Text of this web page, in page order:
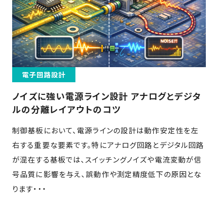
電子回路設計
ノイズに強い電源ライン設計 アナログとデジタ
ルの分離レイアウトのコツ
制御基板において、電源ラインの設計は動作安定性を左
右する重要な要素です。特にアナログ回路とデジタル回路
が混在する基板では、スイッチングノイズや電流変動が信
号品質に影響を与え、誤動作や測定精度低下の原因とな
ります・・・